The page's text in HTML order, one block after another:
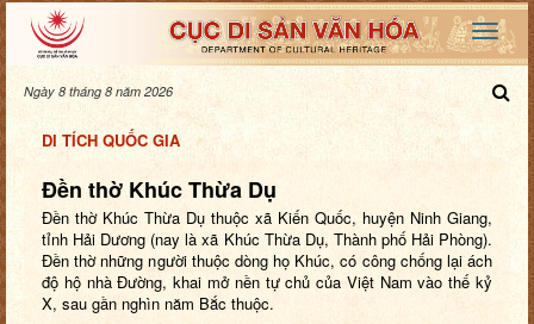
Ngày 8 tháng 8 năm 2026
DI TÍCH QUỐC GIA
Đền thờ Khúc Thừa Dụ
Đền thờ Khúc Thừa Dụ thuộc xã Kiến Quốc, huyện Ninh Giang,
tỉnh Hải Dương (nay là xã Khúc Thừa Dụ, Thành phố Hải Phòng).
Đền thờ những người thuộc dòng họ Khúc, có công chống lại ách
độ hộ nhà Đường, khai mở nền tự chủ của Việt Nam vào thế kỷ
X, sau gần nghìn năm Bắc thuộc.